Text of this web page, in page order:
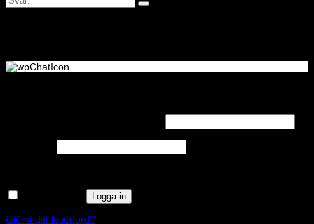
Logga in
Glömt ditt lösenord?